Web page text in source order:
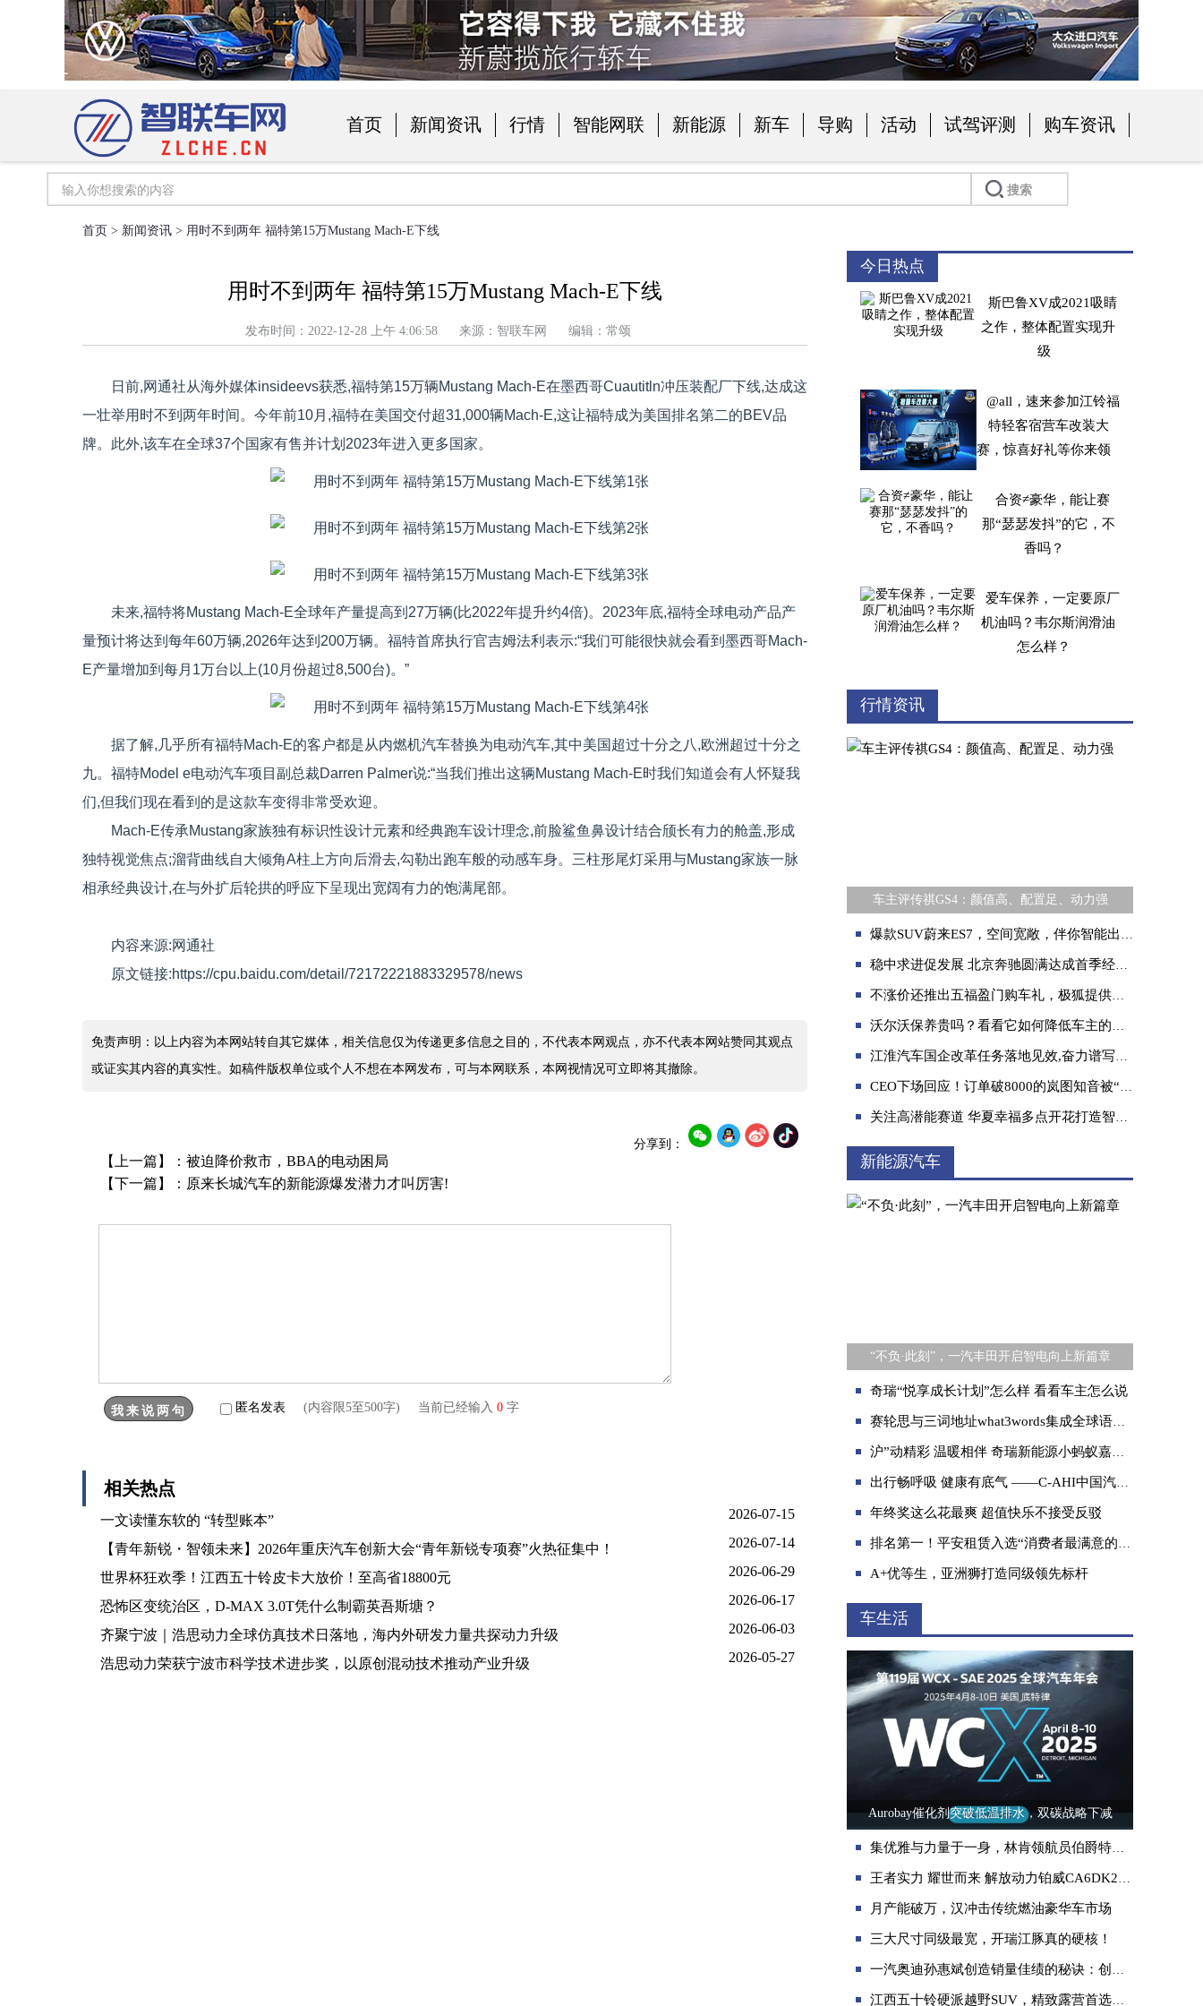
首页 新闻资讯 行情 智能网联 新能源 新车 导购 活动 试驾评测 购车资讯
首页 > 新闻资讯 > 用时不到两年 福特第15万Mustang Mach-E下线
用时不到两年 福特第15万Mustang Mach-E下线
发布时间：2022-12-28 上午 4:06:58 来源：智联车网 编辑：常颂
日前,网通社从海外媒体insideevs获悉,福特第15万辆Mustang Mach-E在墨西哥Cuautitln冲压装配厂下线,达成这
一壮举用时不到两年时间。今年前10月,福特在美国交付超31,000辆Mach-E,这让福特成为美国排名第二的BEV品
牌。此外,该车在全球37个国家有售并计划2023年进入更多国家。
未来,福特将Mustang Mach-E全球年产量提高到27万辆(比2022年提升约4倍)。2023年底,福特全球电动产品产
量预计将达到每年60万辆,2026年达到200万辆。福特首席执行官吉姆法利表示:“我们可能很快就会看到墨西哥Mach-
E产量增加到每月1万台以上(10月份超过8,500台)。”
据了解,几乎所有福特Mach-E的客户都是从内燃机汽车替换为电动汽车,其中美国超过十分之八,欧洲超过十分之
九。福特Model e电动汽车项目副总裁Darren Palmer说:“当我们推出这辆Mustang Mach-E时我们知道会有人怀疑我
们,但我们现在看到的是这款车变得非常受欢迎。
Mach-E传承Mustang家族独有标识性设计元素和经典跑车设计理念,前脸鲨鱼鼻设计结合颀长有力的舱盖,形成
独特视觉焦点;溜背曲线自大倾角A柱上方向后滑去,勾勒出跑车般的动感车身。三柱形尾灯采用与Mustang家族一脉
相承经典设计,在与外扩后轮拱的呼应下呈现出宽阔有力的饱满尾部。
内容来源:网通社
原文链接:https://cpu.baidu.com/detail/72172221883329578/news
免责声明：以上内容为本网站转自其它媒体，相关信息仅为传递更多信息之目的，不代表本网观点，亦不代表本网站赞同其观点
或证实其内容的真实性。如稿件版权单位或个人不想在本网发布，可与本网联系，本网视情况可立即将其撤除。
分享到：
【上一篇】： 被迫降价救市，BBA的电动困局
【下一篇】： 原来长城汽车的新能源爆发潜力才叫厉害!
匿名发表 (内容限5至500字) 当前已经输入 0 字
相关热点
一文读懂东软的 “转型账本” 2026-07-15
【青年新锐・智领未来】2026年重庆汽车创新大会“青年新锐专项赛”火热征集中！ 2026-07-14
世界杯狂欢季！江西五十铃皮卡大放价！至高省18800元 2026-06-29
恐怖区变统治区，D-MAX 3.0T凭什么制霸英吾斯塘？ 2026-06-17
齐聚宁波｜浩思动力全球仿真技术日落地，海内外研发力量共探动力升级 2026-06-03
浩思动力荣获宁波市科学技术进步奖，以原创混动技术推动产业升级 2026-05-27
今日热点
斯巴鲁XV成2021吸睛
之作，整体配置实现升
级
@all，速来参加江铃福
特轻客宿营车改装大
赛，惊喜好礼等你来领
合资≠豪华，能让赛
那“瑟瑟发抖”的它，不
香吗？
爱车保养，一定要原厂
机油吗？韦尔斯润滑油
怎么样？
铃拓 行走在城市里的硬
汉
行情资讯
车主评传祺GS4：颜值高、配置足、动力强
爆款SUV蔚来ES7，空间宽敞，伴你智能出行
稳中求进促发展 北京奔驰圆满达成首季经营目标
不涨价还推出五福盈门购车礼，极狐提供国补退坡解题新思路
沃尔沃保养贵吗？看看它如何降低车主的售后成本
江淮汽车国企改革任务落地见效,奋力谱写时代新篇
CEO下场回应！订单破8000的岚图知音被“盯上”
关注高潜能赛道 华夏幸福多点开花打造智能网联汽车产业集群
新能源汽车
“不负·此刻”，一汽丰田开启智电向上新篇章
奇瑞“悦享成长计划”怎么样 看看车主怎么说
赛轮思与三词地址what3words集成全球语音导航解决方案
沪”动精彩 温暖相伴 奇瑞新能源小蚂蚁嘉年华上海站欢乐无限
出行畅呼吸 健康有底气 ——C-AHI中国汽车健康指数车展天津、广州同步开启
年终奖这么花最爽 超值快乐不接受反驳
排名第一！平安租赁入选“消费者最满意的汽车融资租赁公司”榜单
A+优等生，亚洲狮打造同级领先标杆
车生活
Aurobay催化剂突破低温排水，双碳战略下减
集优雅与力量于一身，林肯领航员伯爵特别版引领豪华新风尚
王者实力 耀世而来 解放动力铂威CA6DK2于内燃机展震撼发布
月产能破万，汉冲击传统燃油豪华车市场
三大尺寸同级最宽，开瑞江豚真的硬核！
一汽奥迪孙惠斌创造销量佳绩的秘诀：创新才是更进一步的钥匙
江西五十铃硬派越野SUV，精致露营首选搭档！